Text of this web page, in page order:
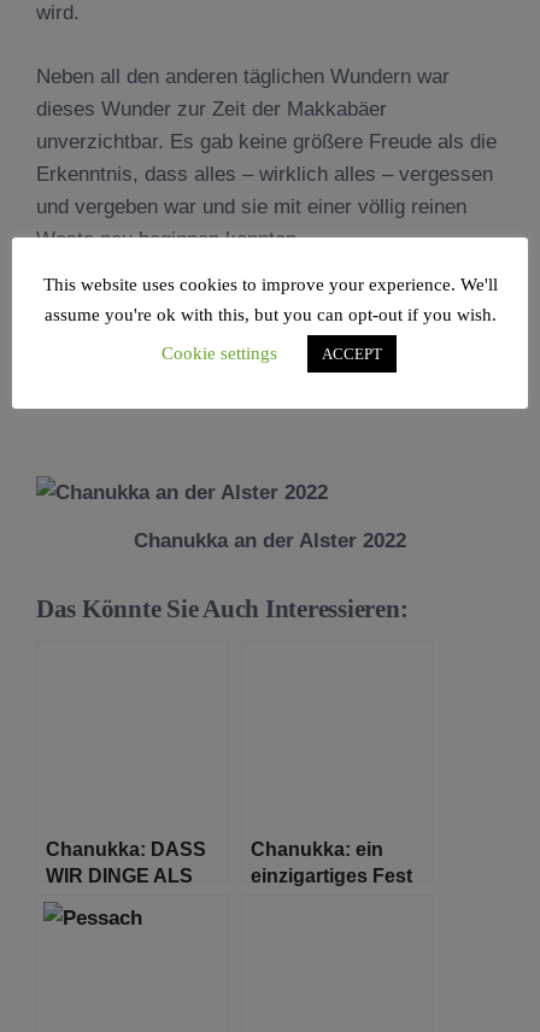
wird.
Neben all den anderen täglichen Wundern war
dieses Wunder zur Zeit der Makkabäer
unverzichtbar. Es gab keine größere Freude als die
Erkenntnis, dass alles – wirklich alles – vergessen
und vergeben war und sie mit einer völlig reinen
Weste neu beginnen konnten.
© Oberrabbiner Raphael Evers
Chanukka an der Alster 2022
Das Könnte Sie Auch Interessieren:
Chanukka: DASS
WIR DINGE ALS
SELBSTVERSTÄNDLICH
ANSEHEN, IST
Chanukka: ein
einzigartiges Fest
This website uses cookies to improve your experience. We'll
assume you're ok with this, but you can opt-out if you wish.
Cookie settings
ACCEPT